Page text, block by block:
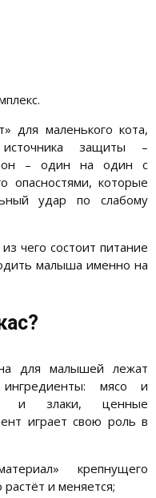
для маленького кота,
защиты –
он – один на один с
которые
удар по слабому
чего состоит питание
малыша именно на
для малышей лежат
ингредиенты: мясо и
и злаки, ценные
играет свою роль в
крепнущего
и меняется;